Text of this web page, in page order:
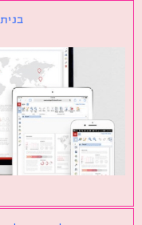
בניתי